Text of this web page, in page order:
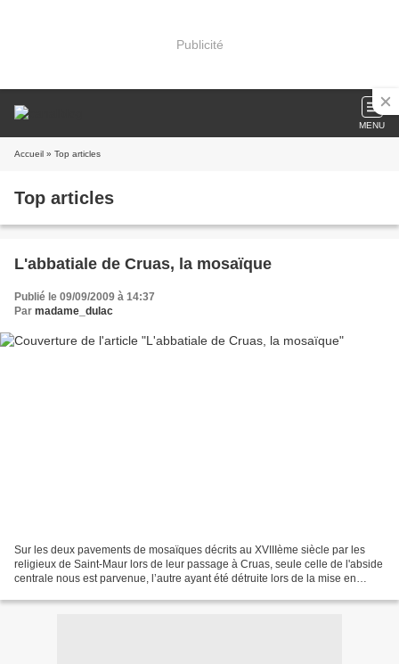
Publicité
MENU
Accueil » Top articles
Top articles
L'abbatiale de Cruas, la mosaïque
Publié le 09/09/2009 à 14:37
Par madame_dulac
Sur les deux pavements de mosaïques décrits au XVIIIème siècle par les
religieux de Saint-Maur lors de leur passage à Cruas, seule celle de l'abside
centrale nous est parvenue, l’autre ayant été détruite lors de la mise en